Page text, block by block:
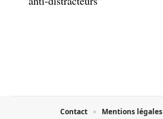
Contact Mentions légales